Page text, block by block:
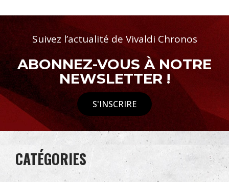
Suivez l’actualité de Vivaldi Chronos
ABONNEZ-VOUS À NOTRE
NEWSLETTER !
S'INSCRIRE
CATÉGORIES